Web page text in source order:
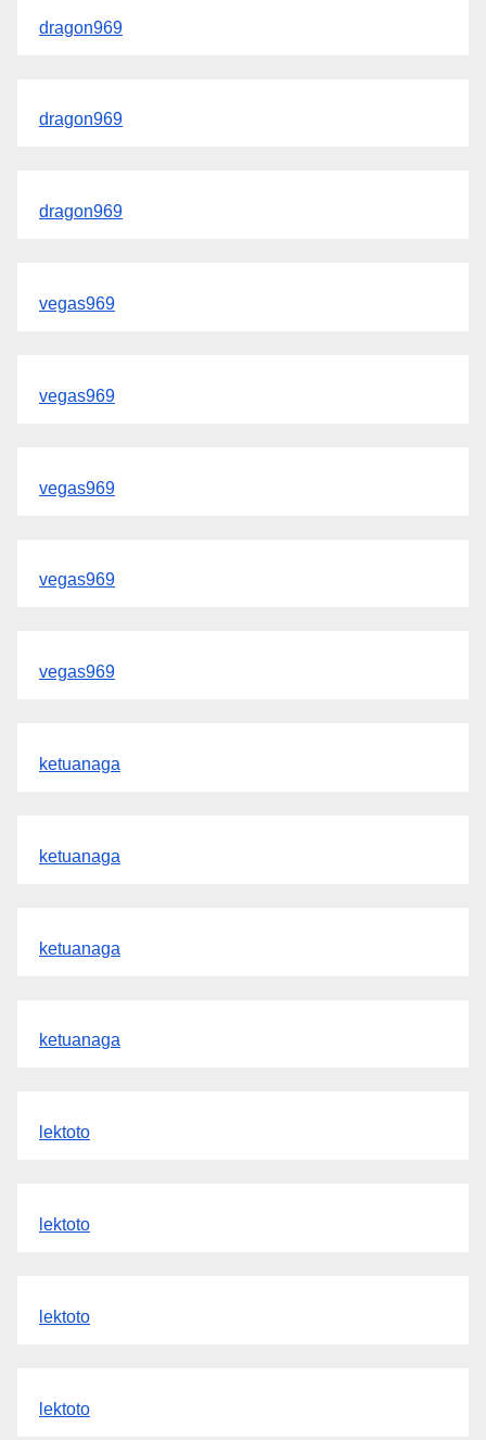
dragon969
dragon969
dragon969
vegas969
vegas969
vegas969
vegas969
vegas969
ketuanaga
ketuanaga
ketuanaga
ketuanaga
lektoto
lektoto
lektoto
lektoto